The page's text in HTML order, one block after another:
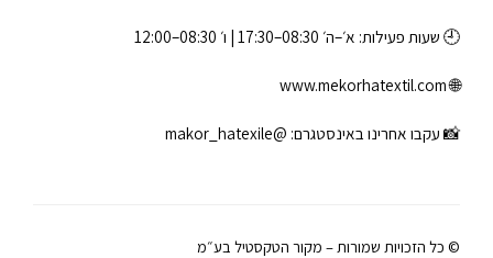
🕘 שעות פעילות: א׳–ה׳ 08:30–17:30 | ו׳ 08:30–12:00
🌐
www.mekorhatextil.com
📸 עקבו אחרינו באינסטגרם: @makor_hatexile
© כל הזכויות שמורות – מקור הטקסטיל בע״מ